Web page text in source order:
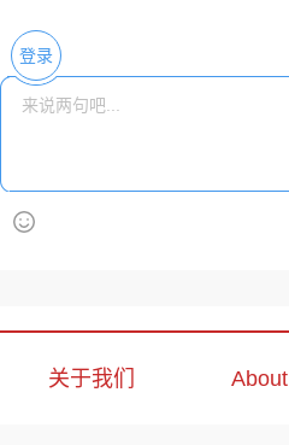
登录
关于我们